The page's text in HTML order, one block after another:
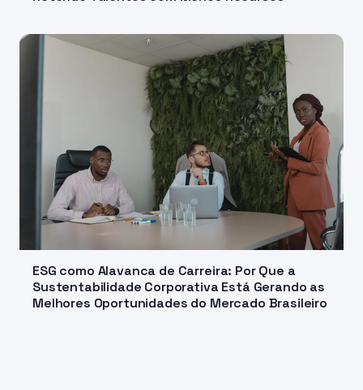
ESG como Alavanca de Carreira: Por Que a
Sustentabilidade Corporativa Está Gerando as
Melhores Oportunidades do Mercado Brasileiro